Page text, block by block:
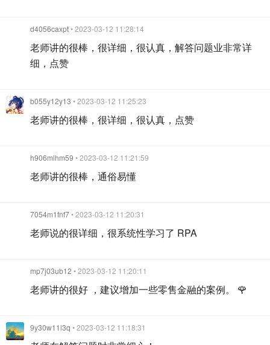
d4056caxpt• 2023-03-12 11:28:14
老师讲的很棒，很详细，很认真，解答问题业非常详
细，点赞
b055y12y13 • 2023-03-12 11:25:23
老师讲的很棒，很详细，很认真，点赞
h906mlhm59 • 2023-03-12 11:21:59
老师讲的很棒，通俗易懂
7054m1fnf7• 2023-03-12 11:20:31
老师说的很详细，很系统性学习了 RPA
mp7j03ub12 • 2023-03-12 11:20:11
老师讲的很好 ，建议增加一些零售金融的案例。 🌹
9y30w11l3q • 2023-03-12 11:18:31